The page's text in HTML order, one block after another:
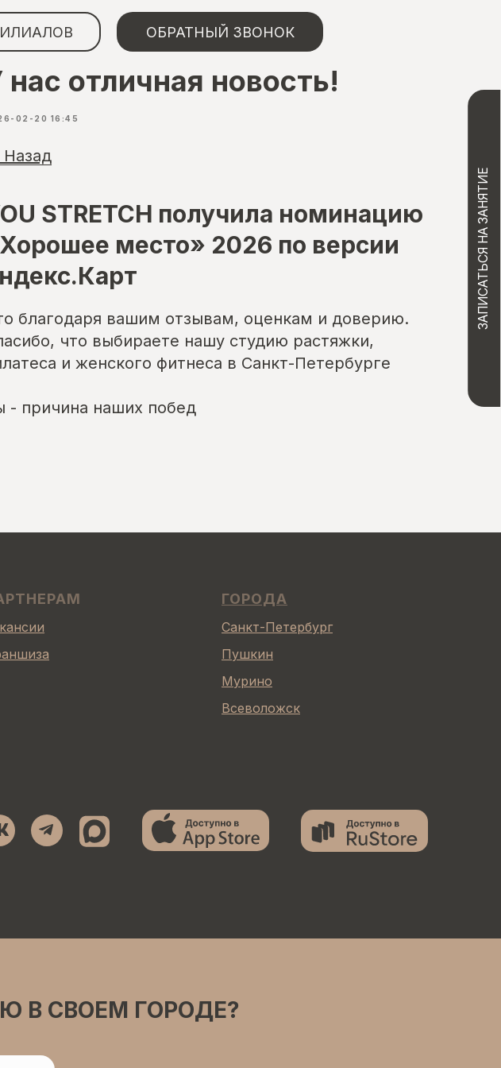
ОБРАТНЫЙ ЗВОНОК
ЗАПИСАТЬСЯ НА ЗАНЯТИЕ
нас отличная новость!
02-20 16:45
STRETCH получила номинацию
место» 2026 по версии
благодаря вашим отзывам, оценкам и доверию.
что выбираете нашу студию растяжки,
и женского фитнеса в Санкт-Петербурге
- причина наших побед
ГОРОДА
Санкт-Петербург
Пушкин
Мурино
Всеволожск
В СВОЕМ ГОРОДЕ?